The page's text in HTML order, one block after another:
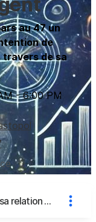
au 47 un
de
de sa
- 6:00 PM
This is Prendre conscience de sa relation à l'argent's page